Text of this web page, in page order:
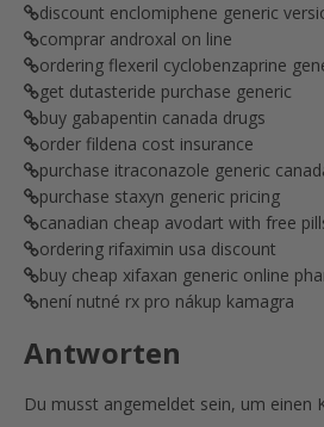
discount enclomiphene generic
comprar androxal on line
ordering flexeril cyclobenzaprine
get dutasteride purchase generic
buy gabapentin canada drugs
order fildena cost insurance
purchase itraconazole generic
purchase staxyn generic pricing
canadian cheap avodart with free
ordering rifaximin usa discount
buy cheap xifaxan generic online
není nutné rx pro nákup kamagra
Antworten
Du musst angemeldet sein, um einen